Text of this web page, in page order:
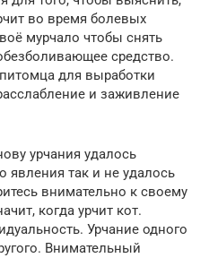
во время болевых
мурчало чтобы снять
средство.
для выработки
и заживление
урчания удалось
явления так и не удалось
внимательно к своему
когда урчит кот.
Урчание одного
Внимательный